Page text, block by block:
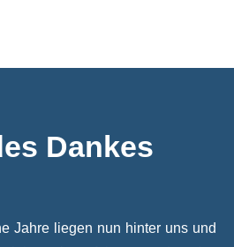
Dankes
Jahre liegen nun hinter uns und